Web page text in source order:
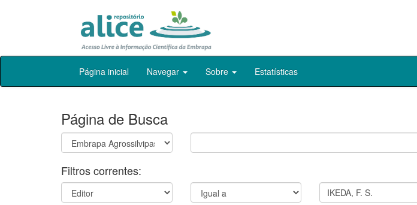
Skip
Página inicial Navegar Sobre Estatísticas
Página de Busca
Filtros correntes: